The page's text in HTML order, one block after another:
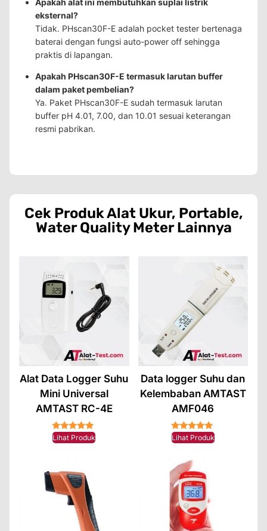
eksternal?
Tidak. PHscan30F-E adalah pocket tester bertenaga
baterai dengan fungsi auto-power off sehingga
praktis di lapangan.
Apakah PHscan30F-E termasuk larutan buffer
dalam paket pembelian?
Ya. Paket PHscan30F-E sudah termasuk larutan
buffer pH 4.01, 7.00, dan 10.01 sesuai keterangan
resmi pabrikan.
Cek ProdukAlat Ukur, Portable,
Water Quality MeterLainnya
Alat Data Logger Suhu
Mini Universal
AMTAST RC-4E
★★★★★
Lihat Produk
Data logger Suhu dan
Kelembaban AMTAST
AMF046
★★★★★
Lihat Produk